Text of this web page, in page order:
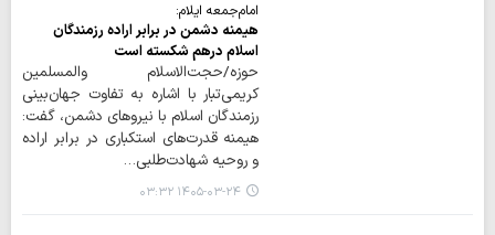
امام‌جمعه ایلام:
هیمنه دشمن در برابر اراده رزمندگان
اسلام درهم شکسته است
حوزه/حجت‌الاسلام والمسلمین
کریمی‌تبار با اشاره به تفاوت جهان‌بینی
رزمندگان اسلام با نیروهای دشمن، گفت:
هیمنه قدرت‌های استکباری در برابر اراده
و روحیه شهادت‌طلبی…
۱۴۰۵-۰۳-۲۴ ۰۳:۳۲